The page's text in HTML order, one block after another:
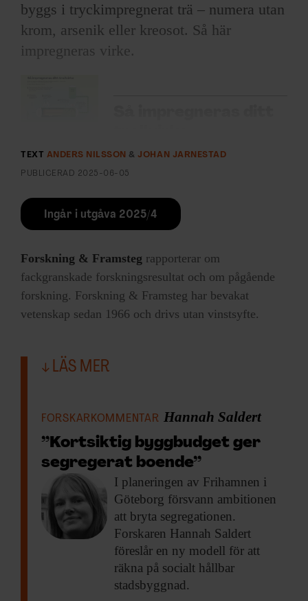
ANNONSERA I F&F
OM F&F
byggs i tryckimpregnerat trä – numera utan
krom, arsenik eller kreosot. Så här
impregneras virke.
Klicka för att se infografiken.
Håll dig uppdaterad med
F&F:s nyhetsbrev!
TEXT ANDERS NILSSON & JOHAN JARNESTAD
PUBLICERAD 2025-06-05
Ingår i utgåva 2025/4
Forskning & Framsteg rapporterar om
fackgranskade forskningsresultat och om pågående
forskning. Forskning & Framsteg har bevakat
vetenskap sedan 1966 och drivs utan vinstsyfte.
LÄS MER
FORSKARKOMMENTAR Hannah Saldert
”Kortsiktig byggbudget ger
segregerat boende”
I planeringen av Frihamnen i
Göteborg försvann ambitionen
att bryta segregationen.
Forskaren Hannah Saldert
föreslår en ny modell för att
räkna på socialt hållbar
stadsbyggnad.